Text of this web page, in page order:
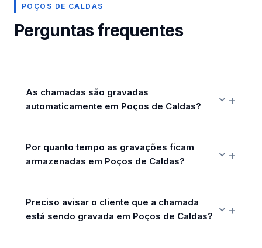
POÇOS DE CALDAS
Perguntas frequentes
As chamadas são gravadas
automaticamente em Poços de Caldas?
Por quanto tempo as gravações ficam
armazenadas em Poços de Caldas?
Preciso avisar o cliente que a chamada
está sendo gravada em Poços de Caldas?